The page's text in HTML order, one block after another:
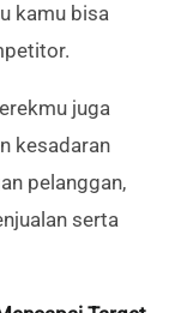
kamu bisa
juga
kesadaran
pelanggan,
serta